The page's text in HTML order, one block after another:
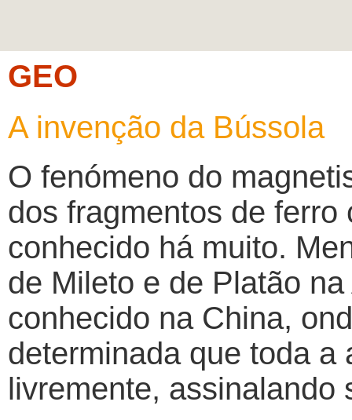
GEO
A invenção da Bússola
O fenómeno do
dos fragmentos de
conhecido há muito.
de Mileto e de Platão
conhecido na China,
determinada que toda a
livremente, assinalando